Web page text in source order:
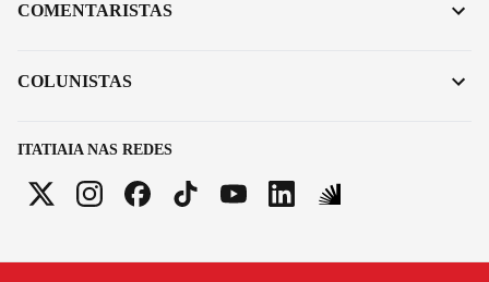
ITATIAIA NAS REDES
COMENTARISTAS
COLUNISTAS